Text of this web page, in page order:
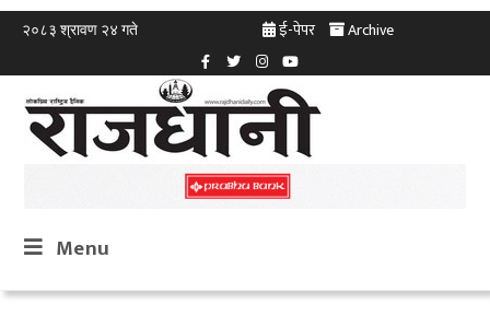
२०८३ श्रावण २४ गते ई-पेपर Archive
Menu